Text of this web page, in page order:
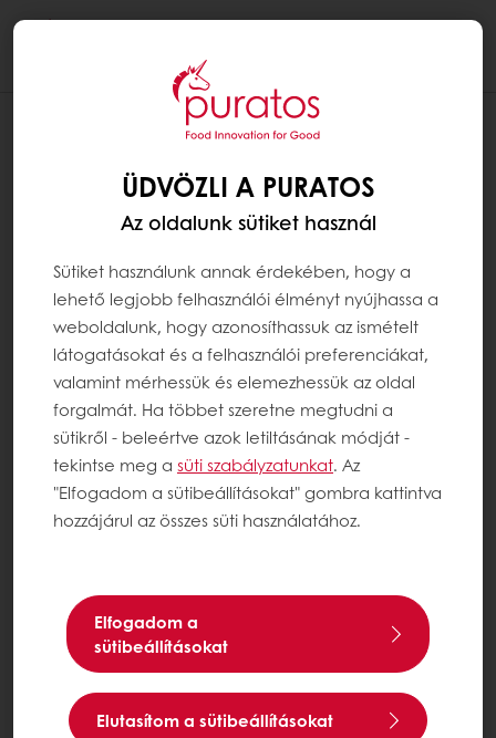
ÜDVÖZLI A PURATOS
Az oldalunk sütiket használ
Sütiket használunk annak érdekében, hogy a
lehető legjobb felhasználói élményt nyújhassa a
weboldalunk, hogy azonosíthassuk az ismételt
látogatásokat és a felhasználói preferenciákat,
valamint mérhessük és elemezhessük az oldal
forgalmát. Ha többet szeretne megtudni a
sütikről - beleértve azok letiltásának módját -
tekintse meg a süti szabályzatunkat. Az
"Elfogadom a sütibeállításokat" gombra kattintva
hozzájárul az összes süti használatához.
Elfogadom a
sütibeállításokat
Elutasítom a sütibeállításokat